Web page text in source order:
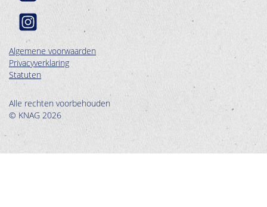
Algemene voorwaarden
Privacyverklaring
Statuten
Alle rechten voorbehouden
© KNAG 2026